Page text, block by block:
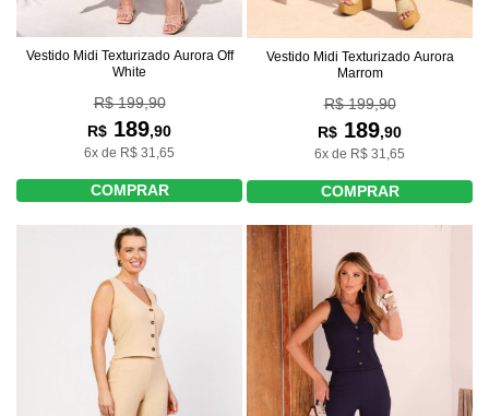
Vestido Midi Texturizado Aurora Off
White
R$ 199,90
R$ 189,90
6x de R$ 31,65
COMPRAR
Vestido Midi Texturizado Aurora
Marrom
R$ 199,90
R$ 189,90
6x de R$ 31,65
COMPRAR